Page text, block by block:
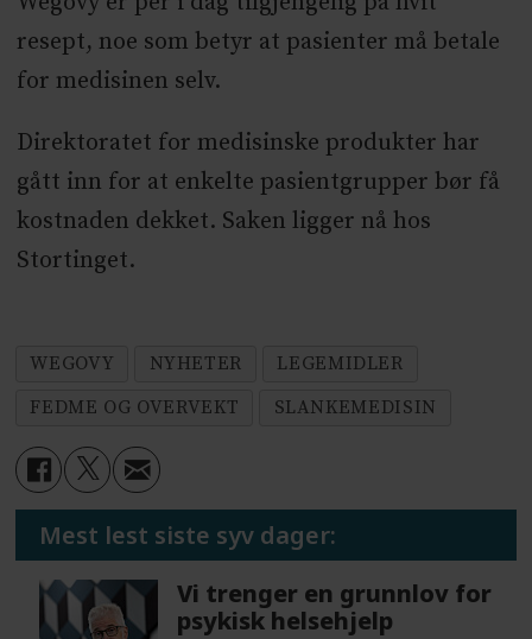
resept, noe som betyr at pasienter må betale
for medisinen selv.
Direktoratet for medisinske produkter har
gått inn for at enkelte pasientgrupper bør få
kostnaden dekket. Saken ligger nå hos
Stortinget.
WEGOVY NYHETER
LEGEMIDLER
FEDME OG OVERVEKT
SLANKEMEDISIN
Mest lest siste syv dager:
Vi trenger en grunnlov for
psykisk helsehjelp